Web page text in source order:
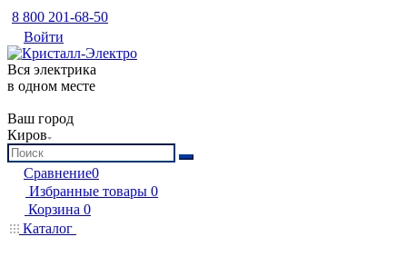
8 800 201-68-50
Войти
Вся электрика
в одном месте
Ваш город
Киров
Сравнение0
Избранные товары 0
Корзина 0
Каталог